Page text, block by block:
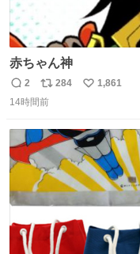
赤ちゃん神
返
信
2
リ
ポ
ト
数
284
い
数
1,861
14時間前